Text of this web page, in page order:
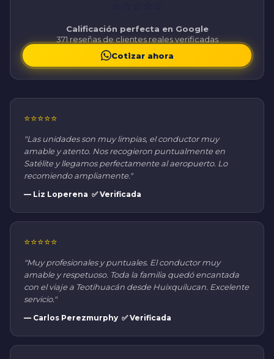
Calificación perfecta en Google
371 reseñas de clientes reales verificadas
Cotizar ahora
⭐⭐⭐⭐⭐
"Las unidades son muy limpias, el conductor muy
amable y atento. Nos recogieron puntualmente en
Satélite y llegamos perfectamente al aeropuerto. Lo
recomiendo ampliamente."
— Liz Loperena ✅ Verificada
⭐⭐⭐⭐⭐
"Muy profesionales y puntuales. El conductor muy
amable y respetuoso. Toda la familia quedó encantada
con el viaje a Teotihuacán desde Huixquilucan. Excelente
servicio."
— Carlos Perezmurphy ✅ Verificada